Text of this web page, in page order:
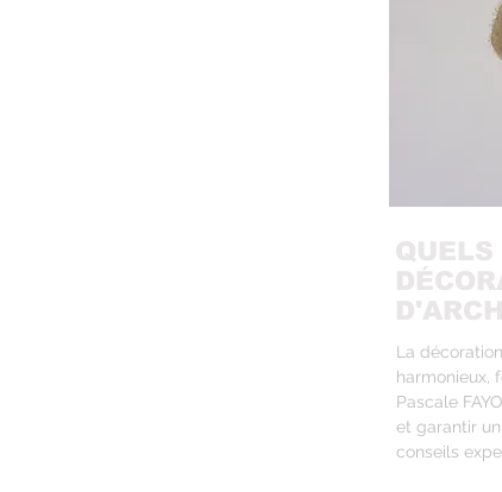
QUELS
La
harmonieux,
Pascale
et garantir
conseils